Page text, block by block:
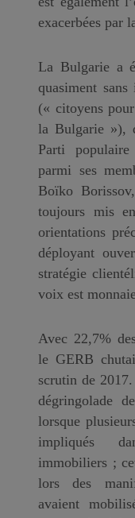
exacerbées par
La Bulgarie a
quasiment
(« citoyens
la Bulgarie »),
Parti
parmi ses
Boïko
toujours mis
orientations
déployant
stratégie
voix est
Avec 22,7%
le GERB
scrutin de
dégringolade
lorsque
impliqués
immobiliers ;
lors des
avaient